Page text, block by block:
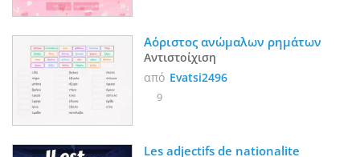
Αόριστος ανώμαλων ρημάτων
Αντιστοίχιση
από Evatsi2496
9